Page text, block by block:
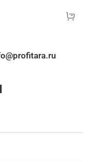
540-47-20, info@profitara.ru